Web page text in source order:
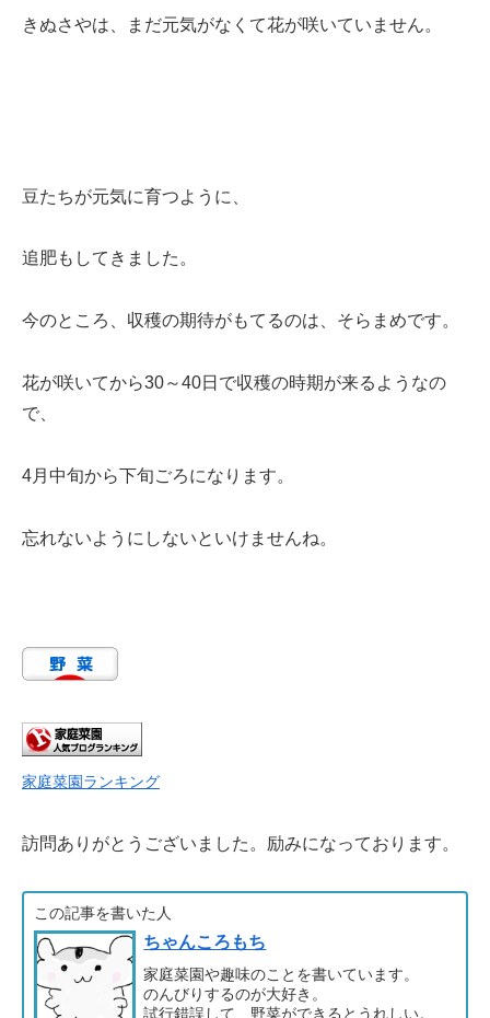
きぬさやは、まだ元気がなくて花が咲いていません。
豆たちが元気に育つように、
追肥もしてきました。
今のところ、収穫の期待がもてるのは、そらまめです。
花が咲いてから30～40日で収穫の時期が来るようなの
で、
4月中旬から下旬ごろになります。
忘れないようにしないといけませんね。
家庭菜園ランキング
訪問ありがとうございました。励みになっております。
この記事を書いた人
ちゃんころもち
家庭菜園や趣味のことを書いています。
のんびりするのが大好き。
試行錯誤して、野菜ができるとうれしい。